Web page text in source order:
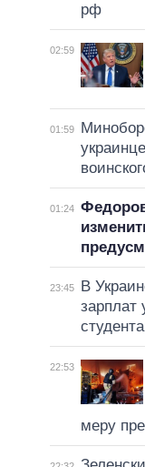
рф
02:59
01:59
01:24
23:45
В
зарплат
22:53
меру